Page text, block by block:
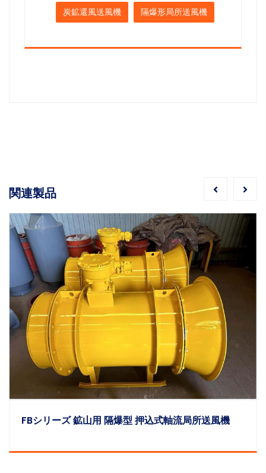
炭鉱還風送風機 隔爆形局所送風機
関連製品